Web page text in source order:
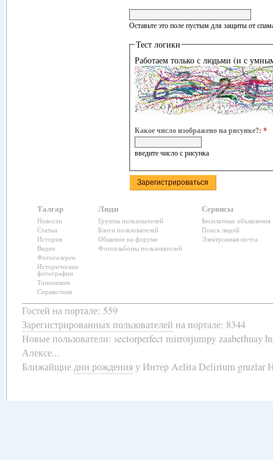
Оставьте это поле пустым для защиты от
Тест логики
Работаем только с людьми (и с
Какое число изображено на рисунке?: *
введите число с рисунка
Талгар
Новости
Статьи
История
Видео
Фотогалереи
Исторические
фотографии
Топонимия
Справочная
Люди
Группы пользователей
Блоги пользователей
Общение на форуме
Фотоальбомы пользователей
Сервисы
Бесплатные объявления
Поиск людей
Электронная почта
Гостей на портале: 559
Зарегистрированных пользователей на портале: 8344
Новые пользователи: sectorperfect mirrorjumpy zaabethuay
Алексе...
Ближайщиедни рожденияу Интер Aelita Delirium gruzlar